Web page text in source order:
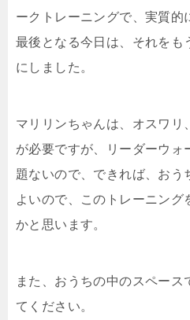
ークトレーニングで、実質的
最後となる今日は、それをも
にしました。
マリリンちゃんは、オスワリ
が必要ですが、リーダーウォ
題ないので、できれば、おう
よいので、このトレーニング
かと思います。
また、おうちの中のスペース
てください。